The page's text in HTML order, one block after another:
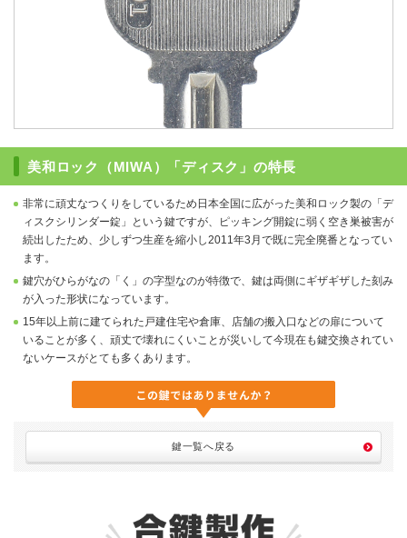
美和ロック（MIWA）「ディスク」の特長
非常に頑丈なつくりをしているため日本全国に広がった美和ロック製の「デ
ィスクシリンダー錠」という鍵ですが、ピッキング開錠に弱く空き巣被害が
続出したため、少しずつ生産を縮小し2011年3月で既に完全廃番となってい
ます。
鍵穴がひらがなの「く」の字型なのが特徴で、鍵は両側にギザギザした刻み
が入った形状になっています。
15年以上前に建てられた戸建住宅や倉庫、店舗の搬入口などの扉について
いることが多く、頑丈で壊れにくいことが災いして今現在も鍵交換されてい
ないケースがとても多くあります。
鍵一覧へ戻る